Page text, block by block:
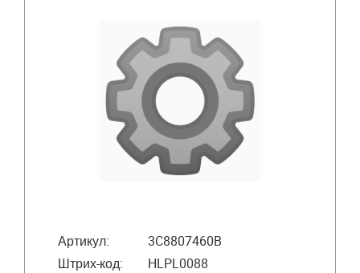
Артикул:
3C8807460B
Штрих-код:
HLPL0088